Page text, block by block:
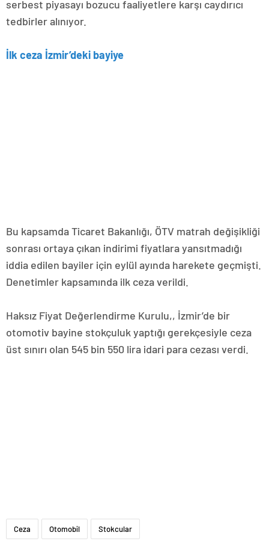
serbest piyasayı bozucu faaliyetlere karşı caydırıcı
tedbirler alınıyor.
İlk ceza İzmir’deki bayiye
Bu kapsamda Ticaret Bakanlığı, ÖTV matrah değişikliği
sonrası ortaya çıkan indirimi fiyatlara yansıtmadığı
iddia edilen bayiler için eylül ayında harekete geçmişti.
Denetimler kapsamında ilk ceza verildi.
Haksız Fiyat Değerlendirme Kurulu,, İzmir’de bir
otomotiv bayine stokçuluk yaptığı gerekçesiyle ceza
üst sınırı olan 545 bin 550 lira idari para cezası verdi.
Ceza Otomobil Stokcular